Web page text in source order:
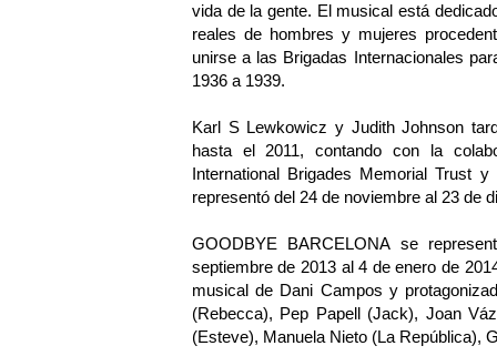
vida de la gente. El musical está
reales de hombres y mujeres
unirse a las Brigadas Internacionales
1936 a 1939.
Karl S Lewkowicz y Judith Johnson
hasta el 2011, contando con la
International Brigades Memorial Trust
representó del 24 de noviembre al 23 de
GOODBYE BARCELONA se
septiembre de 2013 al 4 de enero de
musical de Dani Campos y
(Rebecca), Pep Papell (Jack), Joan
(Esteve), Manuela Nieto (La República),